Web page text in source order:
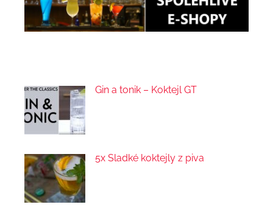
Gin a tonik – Koktejl GT
5x Sladké koktejly z piva